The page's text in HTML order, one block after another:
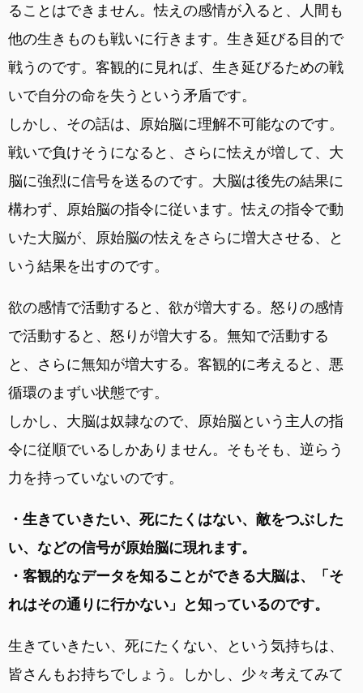
ることはできません。怯えの感情が入ると、人間も
他の生きものも戦いに行きます。生き延びる目的で
戦うのです。客観的に見れば、生き延びるための戦
いで自分の命を失うという矛盾です。
しかし、その話は、原始脳に理解不可能なのです。
戦いで負けそうになると、さらに怯えが増して、大
脳に強烈に信号を送るのです。大脳は後先の結果に
構わず、原始脳の指令に従います。怯えの指令で動
いた大脳が、原始脳の怯えをさらに増大させる、と
いう結果を出すのです。
欲の感情で活動すると、欲が増大する。怒りの感情
で活動すると、怒りが増大する。無知で活動する
と、さらに無知が増大する。客観的に考えると、悪
循環のまずい状態です。
しかし、大脳は奴隷なので、原始脳という主人の指
令に従順でいるしかありません。そもそも、逆らう
力を持っていないのです。
・生きていきたい、死にたくはない、敵をつぶした
い、などの信号が原始脳に現れます。
・客観的なデータを知ることができる大脳は、「そ
れはその通りに行かない」と知っているのです。
生きていきたい、死にたくない、という気持ちは、
皆さんもお持ちでしょう。しかし、少々考えてみて